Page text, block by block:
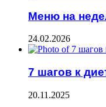
Меню на
24.02.2026
7 шагов к
20.11.2025